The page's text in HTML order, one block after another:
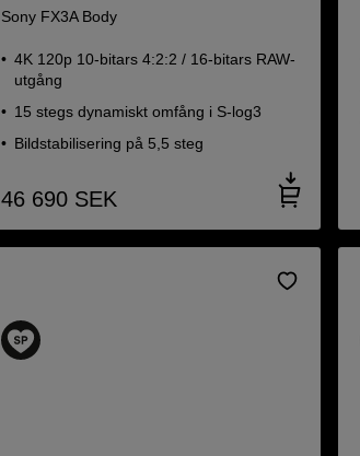
Sony FX3A Body
4K 120p 10-bitars 4:2:2 / 16-bitars RAW-
utgång
15 stegs dynamiskt omfång i S-log3
Bildstabilisering på 5,5 steg
46 690 SEK